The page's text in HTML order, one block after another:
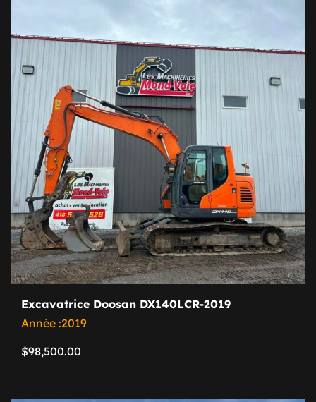
Excavatrice Doosan DX140LCR-2019
Année :2019
$98,500.00